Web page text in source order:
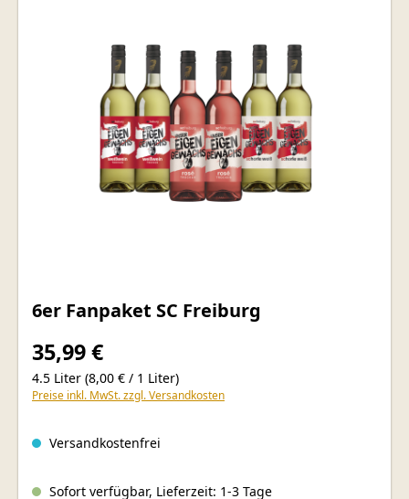
6er Fanpaket SC Freiburg
35,99 €
4.5 Liter (8,00 € / 1 Liter)
Preise inkl. MwSt. zzgl. Versandkosten
Versandkostenfrei
Sofort verfügbar, Lieferzeit: 1-3 Tage